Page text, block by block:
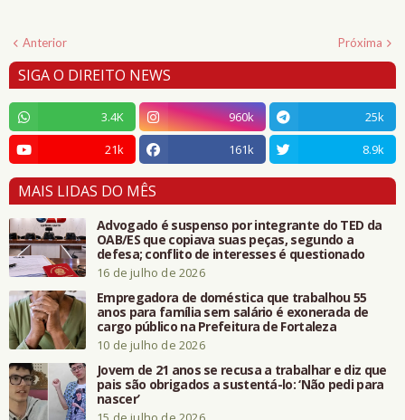
Anterior Próxima
SIGA O DIREITO NEWS
3.4K 960k
25k
21k
161k 8.9k
MAIS LIDAS DO MÊS
Advogado é suspenso por integrante do TED da
OAB/ES que copiava suas peças, segundo a
defesa; conflito de interesses é questionado
16 de julho de 2026
Empregadora de doméstica que trabalhou 55
anos para família sem salário é exonerada de
cargo público na Prefeitura de Fortaleza
10 de julho de 2026
Jovem de 21 anos se recusa a trabalhar e diz que
pais são obrigados a sustentá-lo: ‘Não pedi para
nascer’